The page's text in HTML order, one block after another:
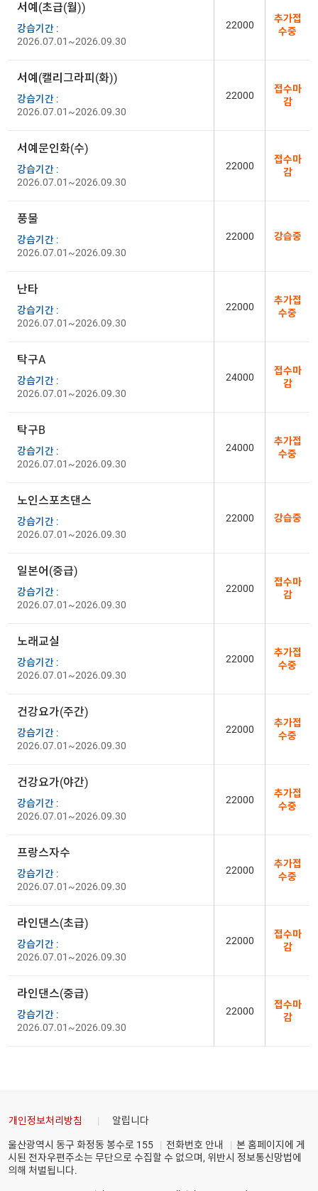
서예(초급(월))
강습기간 :
2026.07.01~2026.09.30
22000
추가접
수중
서예(캘리그라피(화))
강습기간 :
2026.07.01~2026.09.30
22000
접수마
감
서예문인화(수)
강습기간 :
2026.07.01~2026.09.30
22000
접수마
감
풍물
강습기간 :
2026.07.01~2026.09.30
22000 강습중
난타
강습기간 :
2026.07.01~2026.09.30
22000
추가접
수중
탁구A
강습기간 :
2026.07.01~2026.09.30
24000
접수마
감
탁구B
강습기간 :
2026.07.01~2026.09.30
24000
추가접
수중
노인스포츠댄스
강습기간 :
2026.07.01~2026.09.30
22000 강습중
일본어(중급)
강습기간 :
2026.07.01~2026.09.30
22000
접수마
감
노래교실
강습기간 :
2026.07.01~2026.09.30
22000
추가접
수중
건강요가(주간)
강습기간 :
2026.07.01~2026.09.30
22000
추가접
수중
건강요가(야간)
강습기간 :
2026.07.01~2026.09.30
22000
추가접
수중
프랑스자수
강습기간 :
2026.07.01~2026.09.30
22000
추가접
수중
라인댄스(초급)
강습기간 :
2026.07.01~2026.09.30
22000
접수마
감
라인댄스(중급)
강습기간 :
2026.07.01~2026.09.30
22000
접수마
감
개인정보처리방침 알립니다
울산광역시 동구 화정동 봉수로 155 전화번호 안내
본 홈페이지에 게
시된 전자우편주소는 무단으로 수집할 수 없으며, 위반시 정보통신망법에
의해 처벌됩니다.